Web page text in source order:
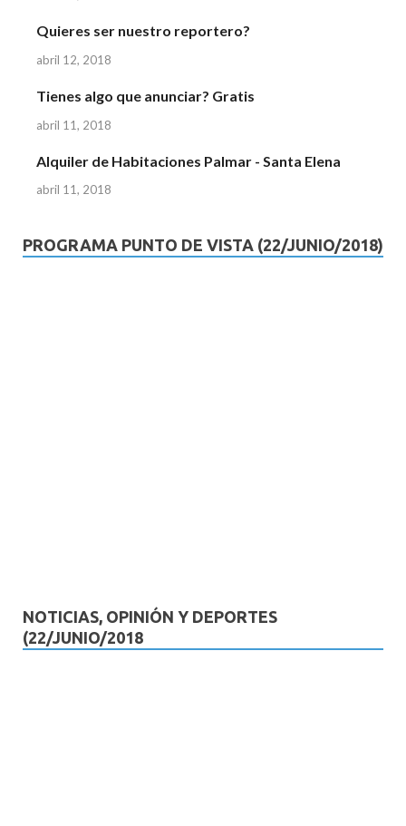
Quieres ser nuestro reportero?
abril 12, 2018
Tienes algo que anunciar? Gratis
abril 11, 2018
Alquiler de Habitaciones Palmar - Santa Elena
abril 11, 2018
PROGRAMA PUNTO DE VISTA (22/JUNIO/2018)
NOTICIAS, OPINIÓN Y DEPORTES
(22/JUNIO/2018